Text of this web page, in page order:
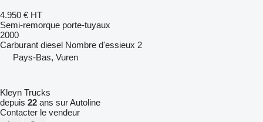
4.950 € HT
Semi-remorque porte-tuyaux
2000
Carburant diesel Nombre d'essieux 2
Pays-Bas, Vuren
Kleyn Trucks
depuis 22 ans sur Autoline
Contacter le vendeur